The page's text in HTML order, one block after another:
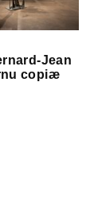
Jean
copiæ